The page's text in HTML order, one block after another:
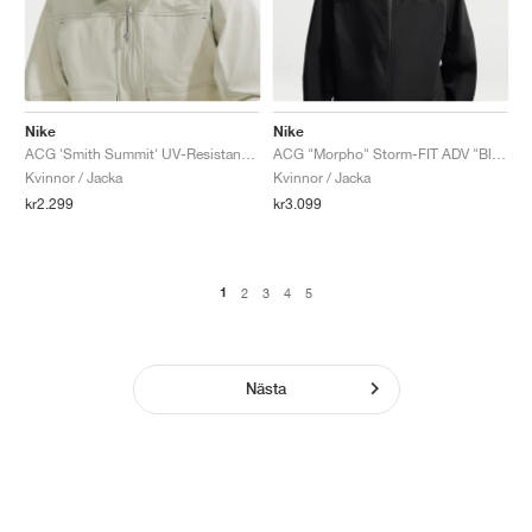
Nike
Kvinnor / Jacka
kr2.299
Nike
Kvinnor / Jacka
kr3.099
1 2 3 4 5
Nästa